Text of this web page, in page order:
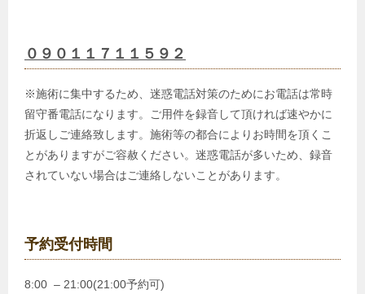
０９０１１７１１５９２
※施術に集中するため、迷惑電話対策のためにお電話は常時
留守番電話になります。ご用件を録音して頂ければ速やかに
折返しご連絡致します。施術等の都合によりお時間を頂くこ
とがありますがご容赦ください。迷惑電話が多いため、録音
されていない場合はご連絡しないことがあります。
予約受付時間
8:00 – 21:00(21:00予約可)